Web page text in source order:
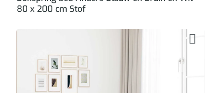
80 x 200 cm Stof